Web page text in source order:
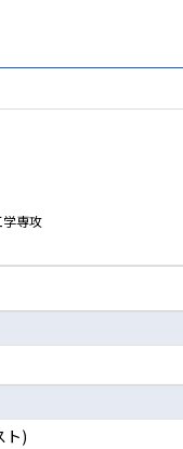
専攻
ト)